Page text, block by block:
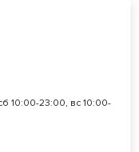
10:00-23:00, вс 10:00-